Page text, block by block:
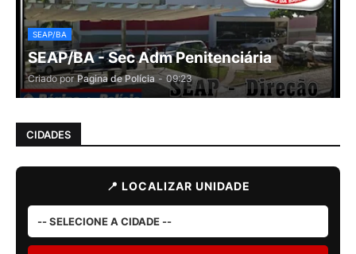
SEAP/BA
SEAP/BA - Sec Adm Penitenciária
Criado por Pagina de Polícia - 09:23
CIDADES
📍 LOCALIZAR UNIDADE